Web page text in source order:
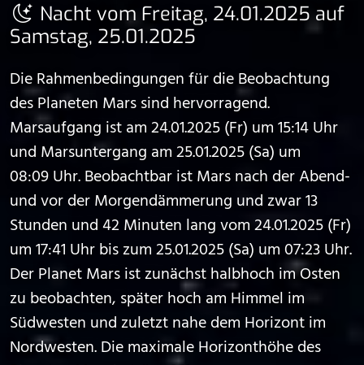
Nacht vom Freitag, 24.01.2025 auf
Samstag, 25.01.2025
Die Rahmenbedingungen für die Beobachtung
des Planeten Mars sind hervorragend.
Marsaufgang ist am 24.01.2025 (Fr) um 15:14 Uhr
und Marsuntergang am 25.01.2025 (Sa) um
08:09 Uhr. Beobachtbar ist Mars nach der Abend-
und vor der Morgendämmerung und zwar 13
Stunden und 42 Minuten lang vom 24.01.2025 (Fr)
um 17:41 Uhr bis zum 25.01.2025 (Sa) um 07:23 Uhr.
Der Planet Mars ist zunächst halbhoch im Osten
zu beobachten, später hoch am Himmel im
Südwesten und zuletzt nahe dem Horizont im
Nordwesten. Die maximale Horizonthöhe des